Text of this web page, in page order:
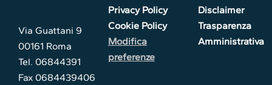
Via Guattani 9
00161 Roma
Tel. 06844391
Fax 0684439406
Privacy Policy
Cookie Policy
Modifica
preferenze
Disclaimer
Trasparenza
Amministrativa